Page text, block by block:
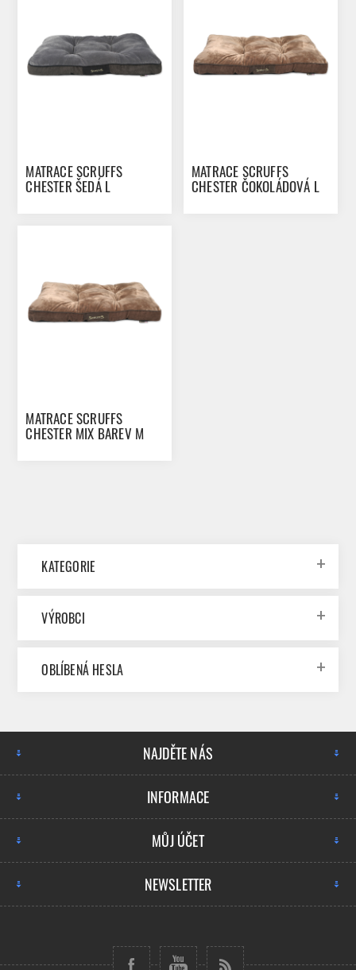
MATRACE SCRUFFS
CHESTER ŠEDÁ L
MATRACE SCRUFFS
CHESTER ČOKOLÁDOVÁ L
MATRACE SCRUFFS
CHESTER MIX BAREV M
KATEGORIE
VÝROBCI
OBLÍBENÁ HESLA
NAJDĚTE NÁS
INFORMACE
MŮJ ÚČET
NEWSLETTER